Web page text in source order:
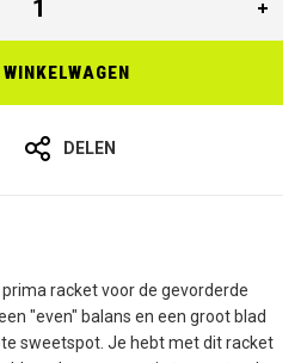
DELEN
racket voor de gevorderde
"even" balans en een groot blad
sweetspot. Je hebt met dit racket